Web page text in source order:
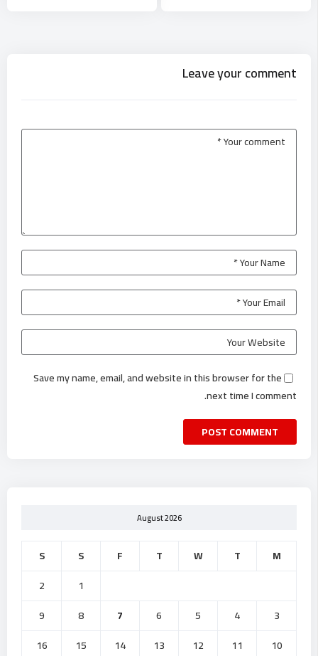
Leave your comment
Save my name, email, and website in this browser for the
next time I comment.
August 2026
M
T
W
T
F
S
S
1
2
3
4
5
6
7
8
9
10
11
12
13
14
15
16